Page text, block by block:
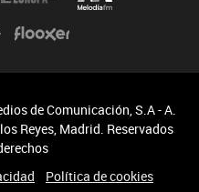
de Comunicación, S.A - A.
Reyes, Madrid. Reservados
Política de cookies